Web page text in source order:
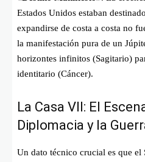
Estados Unidos estaban
expandirse de costa a costa no
la manifestación pura de un
horizontes infinitos (Sagitario)
identitario (Cáncer).
La Casa VII: El
Diplomacia y la
Un dato técnico crucial es que el